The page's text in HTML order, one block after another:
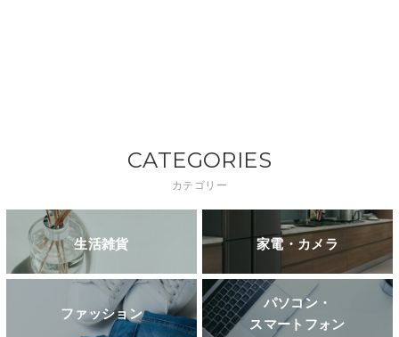
CATEGORIES
カテゴリー
生活雑貨 家電・カメラ
ファッション
パソコン・
スマートフォン